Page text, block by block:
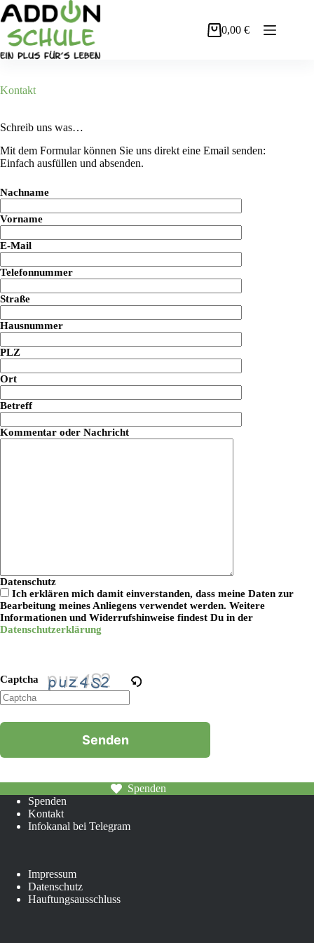
Zum
Inhalt
springen
Warenkorb
0,00€
Kontakt
Schreib uns was…
Mit dem Formular können Sie uns direkt eine Email senden:
Einfach ausfüllen und absenden.
Nachname
Vorname
E-Mail
Telefonnummer
Straße
Hausnummer
PLZ
Ort
Betreff
Kommentar oder Nachricht
Datenschutz
Ich erklären mich damit einverstanden, dass meine Daten zur
Bearbeitung meines Anliegens verwendet werden. Weitere
Informationen und Widerrufshinweise findest Du in der
Datenschutzerklärung
Captcha
geben
im
angezeigten
Zeichen
Mensch
sind.
Spenden
Spenden
Kontakt
Infokanal bei Telegram
Impressum
Datenschutz
Hauftungsausschluss